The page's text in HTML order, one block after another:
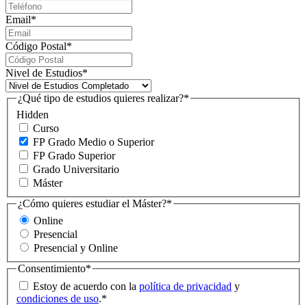
Email*
Código Postal*
Nivel de Estudios*
Hidden
¿Qué tipo de estudios quieres realizar?*
Curso
FP Grado Medio o Superior
FP Grado Superior
Grado Universitario
Máster
¿Cómo quieres estudiar el Máster?*
Online
Presencial
Presencial y Online
Consentimiento*
Estoy de acuerdo con la política de privacidad y
condiciones de uso.*